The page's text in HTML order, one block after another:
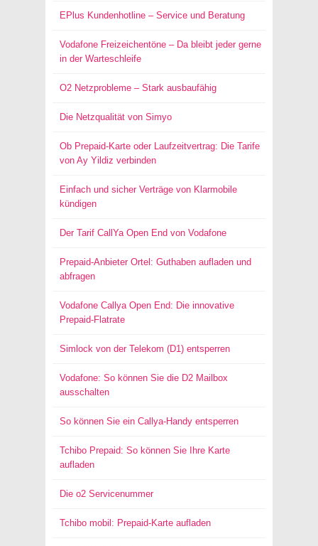
EPlus Kundenhotline – Service und Beratung
Vodafone Freizeichentöne – Da bleibt jeder gerne
in der Warteschleife
O2 Netzprobleme – Stark ausbaufähig
Die Netzqualität von Simyo
Ob Prepaid-Karte oder Laufzeitvertrag: Die Tarife
von Ay Yildiz verbinden
Einfach und sicher Verträge von Klarmobile
kündigen
Der Tarif CallYa Open End von Vodafone
Prepaid-Anbieter Ortel: Guthaben aufladen und
abfragen
Vodafone Callya Open End: Die innovative
Prepaid-Flatrate
Simlock von der Telekom (D1) entsperren
Vodafone: So können Sie die D2 Mailbox
ausschalten
So können Sie ein Callya-Handy entsperren
Tchibo Prepaid: So können Sie Ihre Karte
aufladen
Die o2 Servicenummer
Tchibo mobil: Prepaid-Karte aufladen